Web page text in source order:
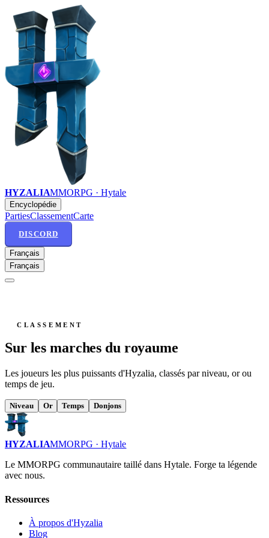
HYZALIAMMORPG · Hytale
Encyclopédie
PartiesClassementCarte
DISCORD
Français
Français
CLASSEMENT
Sur les marches du royaume
Les joueurs les plus puissants d'Hyzalia, classés par niveau, or ou
temps de jeu.
Niveau Or Temps Donjons
HYZALIAMMORPG · Hytale
Le MMORPG communautaire taillé dans Hytale. Forge ta légende
avec nous.
Ressources
À propos d'Hyzalia
Blog